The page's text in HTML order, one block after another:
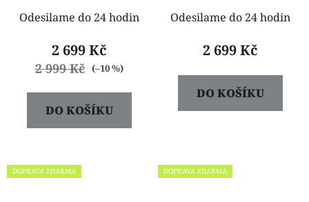
Odesilame do 24 hodin
2 699 Kč
2 999 Kč (–10 %)
DO KOŠÍKU
stříbrné
Odesilame do 24 hodin
2 699 Kč
DO KOŠÍKU
DOPRAVA ZDARMA DOPRAVA ZDARMA